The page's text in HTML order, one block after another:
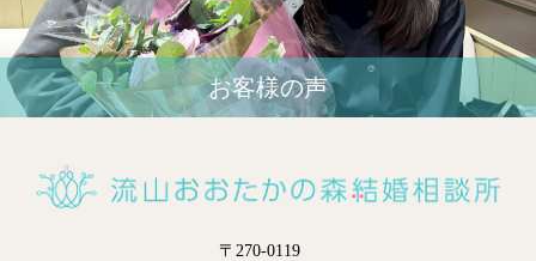
お客様の声
〒270-0119